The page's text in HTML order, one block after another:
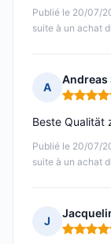
Publié le 20/07/
suite à un achat
A
Andreas
Note : 5
Publié le 20/07/
suite à un achat
Beste Qualität
J
Note : 5